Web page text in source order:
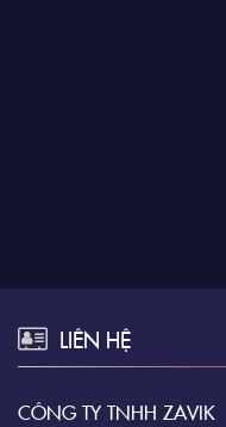
LIÊN HỆ
CÔNG TY TNHH ZAVIK